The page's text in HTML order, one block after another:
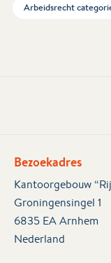
Arbeidsrecht
Bezoekadres
Kantoorgebouw
Groningensingel 1
6835 EA Arnhem
Nederland